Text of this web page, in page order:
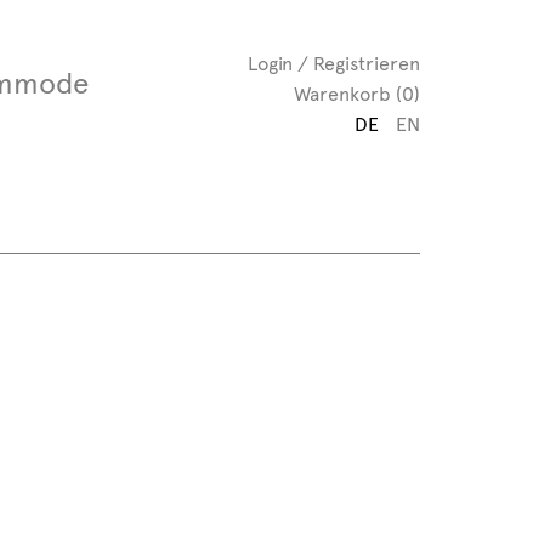
Login / Registrieren
Warenkorb (0)
DE
EN